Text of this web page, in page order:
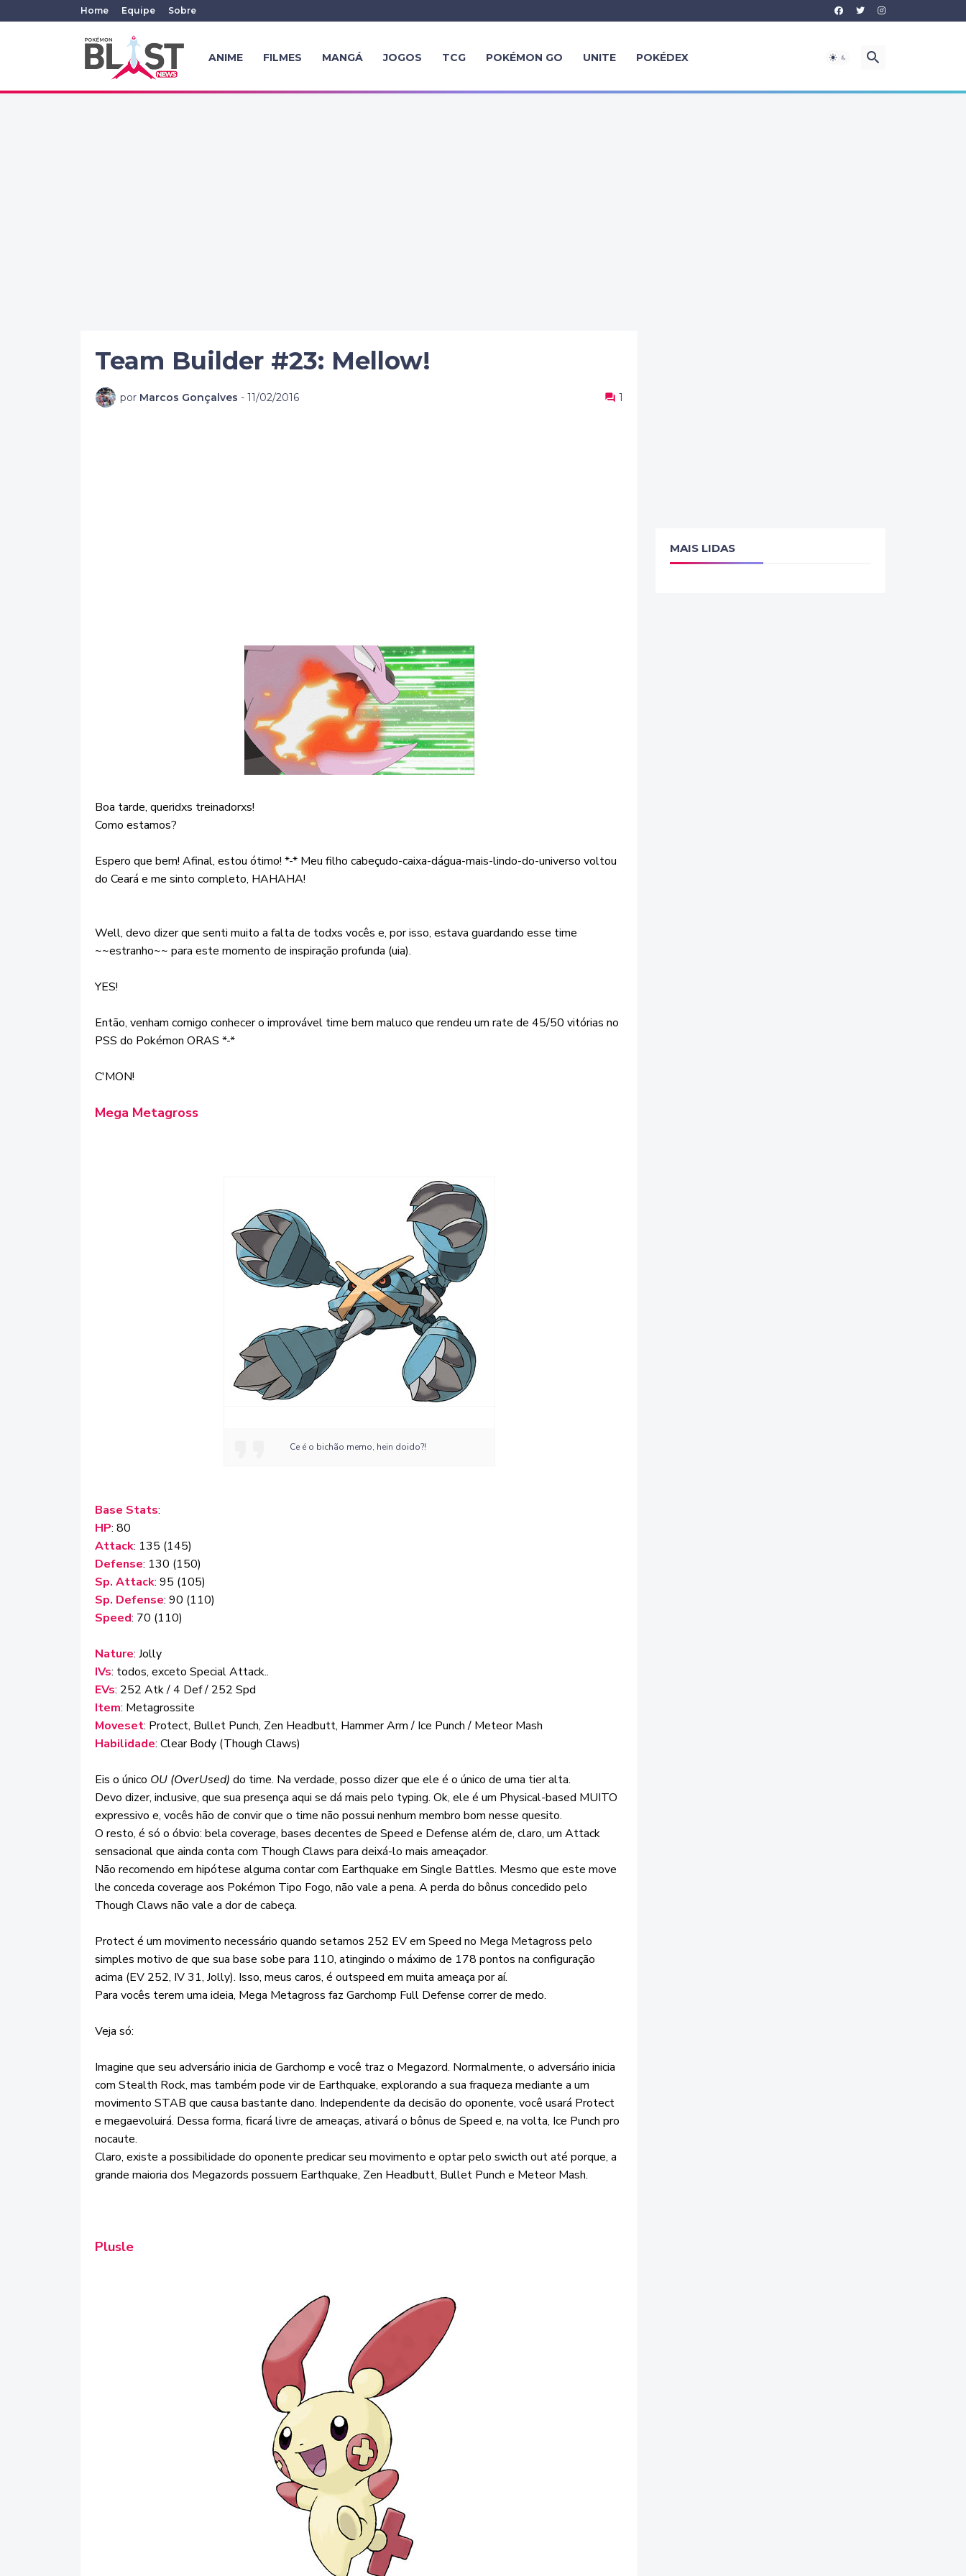
Home Equipe Sobre
ANIME FILMES MANGÁ JOGOS TCG POKÉMON GO UNITE POKÉDEX
Team Builder #23: Mellow!
por Marcos Gonçalves - 11/02/2016 1
Boa tarde, queridxs treinadorxs!
Como estamos?
Espero que bem! Afinal, estou ótimo! *-* Meu filho cabeçudo-caixa-dágua-mais-lindo-do-universo voltou
do Ceará e me sinto completo, HAHAHA!
Well, devo dizer que senti muito a falta de todxs vocês e, por isso, estava guardando esse time
~~estranho~~ para este momento de inspiração profunda (uia).
YES!
Então, venham comigo conhecer o improvável time bem maluco que rendeu um rate de 45/50 vitórias no
PSS do Pokémon ORAS *-*
C'MON!
Mega Metagross
Ce é o bichão memo, hein doido?!
Base Stats:
HP: 80
Attack: 135 (145)
Defense: 130 (150)
Sp. Attack: 95 (105)
Sp. Defense: 90 (110)
Speed: 70 (110)
Nature: Jolly
IVs: todos, exceto Special Attack..
EVs: 252 Atk / 4 Def / 252 Spd
Item: Metagrossite
Moveset: Protect, Bullet Punch, Zen Headbutt, Hammer Arm / Ice Punch / Meteor Mash
Habilidade: Clear Body (Though Claws)
Eis o único OU (OverUsed) do time. Na verdade, posso dizer que ele é o único de uma tier alta.
Devo dizer, inclusive, que sua presença aqui se dá mais pelo typing. Ok, ele é um Physical-based MUITO
expressivo e, vocês hão de convir que o time não possui nenhum membro bom nesse quesito.
O resto, é só o óbvio: bela coverage, bases decentes de Speed e Defense além de, claro, um Attack
sensacional que ainda conta com Though Claws para deixá-lo mais ameaçador.
Não recomendo em hipótese alguma contar com Earthquake em Single Battles. Mesmo que este move
lhe conceda coverage aos Pokémon Tipo Fogo, não vale a pena. A perda do bônus concedido pelo
Though Claws não vale a dor de cabeça.
Protect é um movimento necessário quando setamos 252 EV em Speed no Mega Metagross pelo
simples motivo de que sua base sobe para 110, atingindo o máximo de 178 pontos na configuração
acima (EV 252, IV 31, Jolly). Isso, meus caros, é outspeed em muita ameaça por aí.
Para vocês terem uma ideia, Mega Metagross faz Garchomp Full Defense correr de medo.
Veja só:
Imagine que seu adversário inicia de Garchomp e você traz o Megazord. Normalmente, o adversário inicia
com Stealth Rock, mas também pode vir de Earthquake, explorando a sua fraqueza mediante a um
movimento STAB que causa bastante dano. Independente da decisão do oponente, você usará Protect
e megaevoluirá. Dessa forma, ficará livre de ameaças, ativará o bônus de Speed e, na volta, Ice Punch pro
nocaute.
Claro, existe a possibilidade do oponente predicar seu movimento e optar pelo swicth out até porque, a
grande maioria dos Megazords possuem Earthquake, Zen Headbutt, Bullet Punch e Meteor Mash.
Plusle
MAIS LIDAS